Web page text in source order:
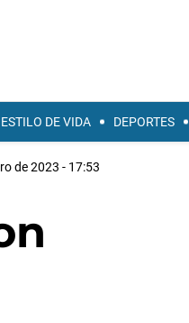
ESTILO DE VIDA DEPORTES
de 2023 - 17:53